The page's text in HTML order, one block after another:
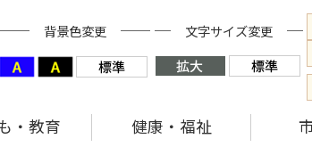
背景色変更 文字サイズ変更
・教育 健康・福祉